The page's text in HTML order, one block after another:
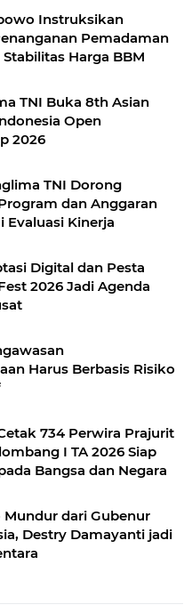
Instruksikan
Pemadaman
Harga BBM
TNI Buka 8th Asian
Open
2026
TNI Dorong
dan Anggaran
Evaluasi Kinerja
Digital dan Pesta
2026 Jadi Agenda
Harus Berbasis Risiko
734 Perwira Prajurit
I TA 2026 Siap
Bangsa dan Negara
Mundur dari Gubenur
Destry Damayanti jadi